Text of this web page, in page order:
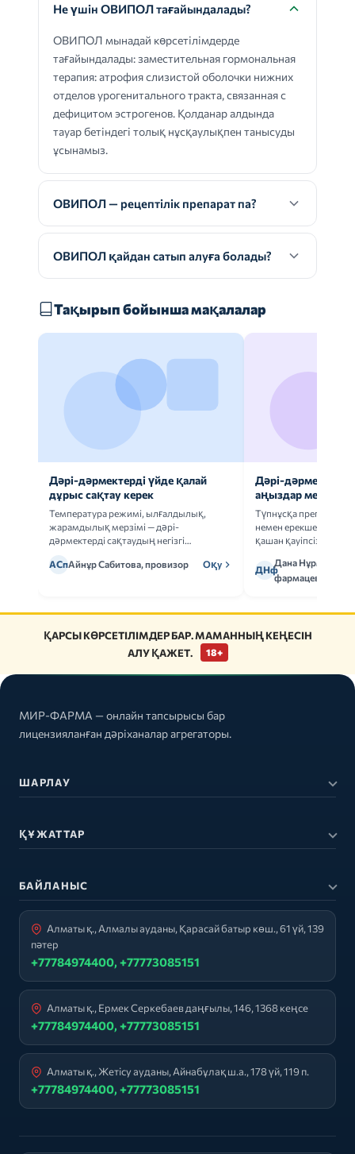
Не үшін ОВИПОЛ тағайындалады?
ОВИПОЛ мынадай көрсетілімдерде
тағайындалады: заместительная гормональная
терапия: атрофия слизистой оболочки нижних
отделов урогенитального тракта, связанная с
дефицитом эстрогенов. Қолданар алдында
тауар бетіндегі толық нұсқаулықпен танысуды
ұсынамыз.
ОВИПОЛ — рецептілік препарат па?
ОВИПОЛ қайдан сатып алуға болады?
Тақырып бойынша мақалалар
Дәрі-дәрмектерді үйде қалай
дұрыс сақтау керек
Температура режимі, ылғалдылық,
жарамдылық мерзімі — дәрі-
дәрмектерді сақтаудың негізгі
АСпАйнұр Сабитова, провизор Оқу
Дәрі-дәрмек
аңыздар мен
Түпнұсқа
немен ерекшеленеді
қашан қауіпсіз.
ДНф
Дана
фармацевт
ҚАРСЫ КӨРСЕТІЛІМДЕР БАР. МАМАННЫҢ КЕҢЕСІН
АЛУ ҚАЖЕТ.
18+
МИР-ФАРМА — онлайн тапсырысы бар
лицензияланған дәріханалар агрегаторы.
ШАРЛАУ
ҚҰЖАТТАР
БАЙЛАНЫС
Алматы қ., Алмалы ауданы, Қарасай батыр көш., 61 үй, 139
пәтер
+77784974400, +77773085151
Алматы қ., Ермек Серкебаев даңғылы, 146, 1368 кеңсе
+77784974400, +77773085151
Алматы қ., Жетісу ауданы, Айнабұлақ ш.а., 178 үй, 119 п.
+77784974400, +77773085151